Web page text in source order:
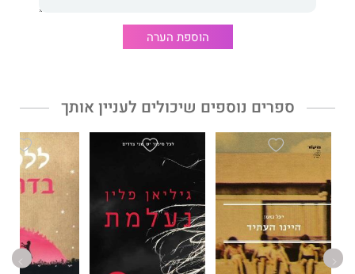
התלהבות – במילה אחת: נעורים. כל פרק הוא אפוס מיניאטורי."
The New York Times
"עמוק ומרהיב... ההישג הגדול ביותר של ניאמי נעוץ בבריאת עולם
שמתקיים על קו התפר: במרחב שבין זיכרונות הילדות המופלאים של
המבוגרים לבין הפנטזיות הנאיביות של הצעירים על אודות העתיד."
דבר עורכת האתר:
בדרך כובשת, מצחיקה וכנה כותב ניאמי מקום אחר מאוד מכל מה
שאנחנו כאן מכירים ויודעים.
בתוך כל האחרות הזאת, התבגרות אנושית וקרובה מאוד ללב.
הוספת הערה
ספרים נוספים שיכולים לעניין אותך